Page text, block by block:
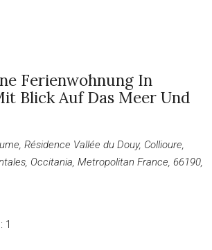
Ferienwohnung In
Blick Auf Das Meer Und
Résidence Vallée du Douy, Collioure,
Occitania, Metropolitan France, 66190,
1